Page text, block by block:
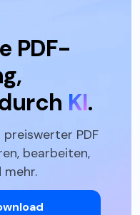
PDF-
KI.
preiswerter PDF
bearbeiten,
mehr.